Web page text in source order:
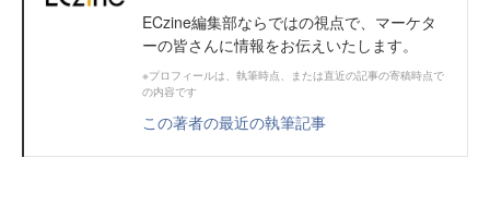
ECzine編集部ならではの視点で、マーケタ
ーの皆さんに情報をお伝えいたします。
※プロフィールは、執筆時点、または直近の記事の寄稿時点で
の内容です
この著者の最近の執筆記事